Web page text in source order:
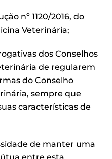
nº 1120/2016, do
Veterinária;
dos Conselhos
de regularem
do Conselho
sempre que
características de
de manter uma